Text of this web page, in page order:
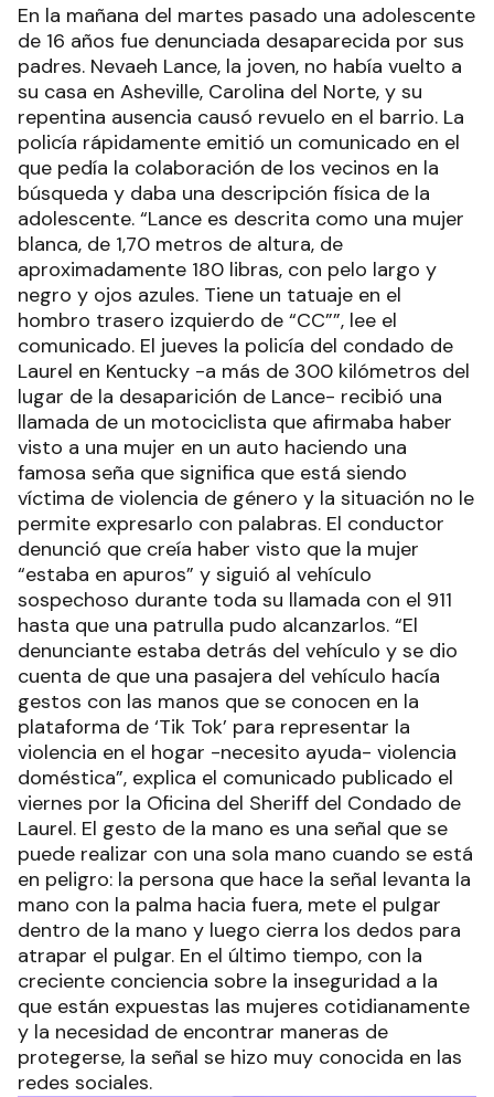
En la mañana del martes pasado una adolescente
de 16 años fue denunciada desaparecida por sus
padres. Nevaeh Lance, la joven, no había vuelto a
su casa en Asheville, Carolina del Norte, y su
repentina ausencia causó revuelo en el barrio. La
policía rápidamente emitió un comunicado en el
que pedía la colaboración de los vecinos en la
búsqueda y daba una descripción física de la
adolescente. “Lance es descrita como una mujer
blanca, de 1,70 metros de altura, de
aproximadamente 180 libras, con pelo largo y
negro y ojos azules. Tiene un tatuaje en el
hombro trasero izquierdo de “CC””, lee el
comunicado. El jueves la policía del condado de
Laurel en Kentucky -a más de 300 kilómetros del
lugar de la desaparición de Lance- recibió una
llamada de un motociclista que afirmaba haber
visto a una mujer en un auto haciendo una
famosa seña que significa que está siendo
víctima de violencia de género y la situación no le
permite expresarlo con palabras. El conductor
denunció que creía haber visto que la mujer
“estaba en apuros” y siguió al vehículo
sospechoso durante toda su llamada con el 911
hasta que una patrulla pudo alcanzarlos. “El
denunciante estaba detrás del vehículo y se dio
cuenta de que una pasajera del vehículo hacía
gestos con las manos que se conocen en la
plataforma de ‘Tik Tok’ para representar la
violencia en el hogar -necesito ayuda- violencia
doméstica”, explica el comunicado publicado el
viernes por la Oficina del Sheriff del Condado de
Laurel. El gesto de la mano es una señal que se
puede realizar con una sola mano cuando se está
en peligro: la persona que hace la señal levanta la
mano con la palma hacia fuera, mete el pulgar
dentro de la mano y luego cierra los dedos para
atrapar el pulgar. En el último tiempo, con la
creciente conciencia sobre la inseguridad a la
que están expuestas las mujeres cotidianamente
y la necesidad de encontrar maneras de
protegerse, la señal se hizo muy conocida en las
redes sociales.